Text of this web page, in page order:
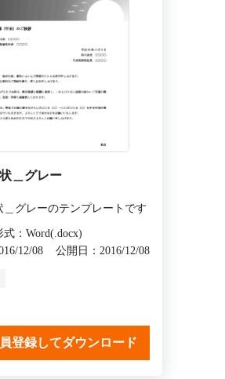
＿グレー
＿グレーのテンプレートです
：Word(.docx)
12/08
公開日：2016/12/08
登録してダウンロード